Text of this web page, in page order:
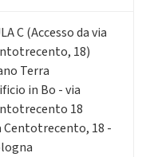
C (Accesso da via
18)
Terra
in Bo - via
18
Centotrecento, 18 -